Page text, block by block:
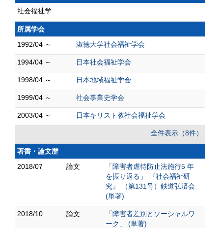
社会福祉学
所属学会
1992/04 ～
淑徳大学社会福祉学会
1994/04 ～ 日本社会福祉学会
1998/04 ～ 日本地域福祉学会
1999/04 ～ 社会事業史学会
2003/04 ～ 日本キリスト教社会福祉学会
全件表示（8件）
著書・論文歴
2018/07
論文
「障害者虐待防止法施行5 年
を振り返る」 『社会福祉研
究』 （第131号）鉄道弘済会
(単著)
2018/10 論文
「障害者差別とソーシャルワ
ーク」 (単著)